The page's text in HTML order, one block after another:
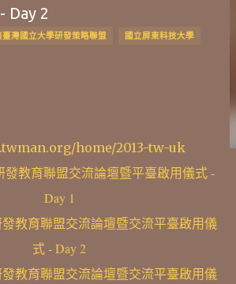
Day 2
臺灣國立大學研發策略聯盟 國立屏東科技大學
home/2013-tw-uk
發教育聯盟交流論壇暨平臺啟用儀式 -
Day 1
教育聯盟交流論壇暨交流平臺啟用儀
式 - Day 2
教育聯盟交流論壇暨交流平臺啟用儀